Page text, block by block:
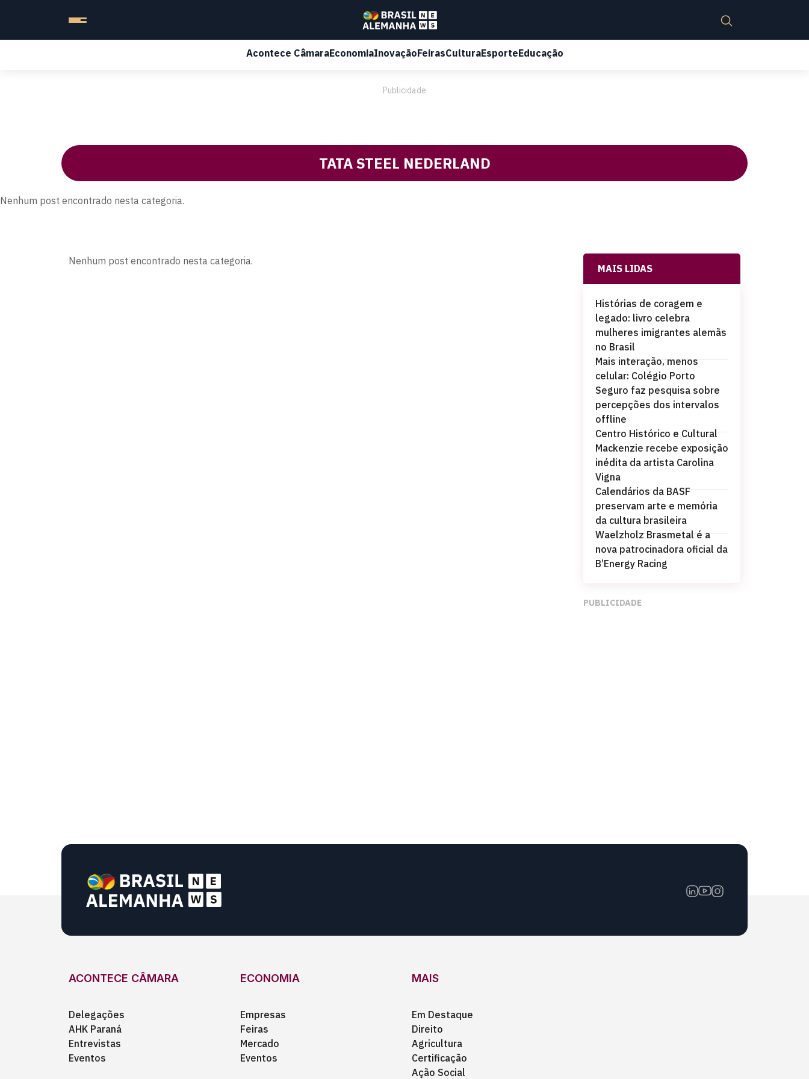
Acontece CâmaraEconomiaInovaçãoFeirasCulturaEsporteEducação
Publicidade
TATA STEEL NEDERLAND
Nenhum post encontrado nesta categoria.
Nenhum post encontrado nesta categoria.
MAIS LIDAS
Histórias de coragem e
legado: livro celebra
mulheres imigrantes alemãs
no Brasil
Mais interação, menos
celular: Colégio Porto
Seguro faz pesquisa sobre
percepções dos intervalos
offline
Centro Histórico e Cultural
Mackenzie recebe exposição
inédita da artista Carolina
Vigna
Calendários da BASF
preservam arte e memória
da cultura brasileira
Waelzholz Brasmetal é a
nova patrocinadora oficial da
B’Energy Racing
PUBLICIDADE
ACONTECE CÂMARA
Delegações
AHK Paraná
Entrevistas
Eventos
ECONOMIA
Empresas
Feiras
Mercado
Eventos
MAIS
Em Destaque
Direito
Agricultura
Certificação
Ação Social